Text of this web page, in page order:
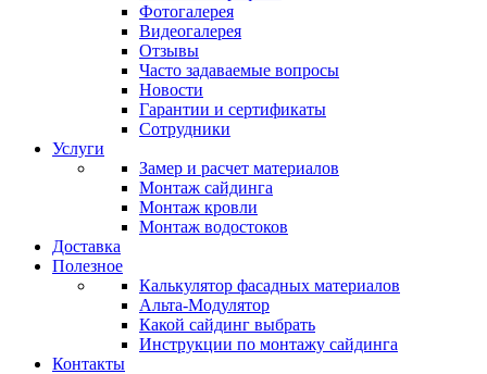
Фотогалерея
Видеогалерея
Отзывы
Часто задаваемые вопросы
Новости
Гарантии и сертификаты
Сотрудники
Услуги
Замер и расчет материалов
Монтаж сайдинга
Монтаж кровли
Монтаж водостоков
Доставка
Полезное
Калькулятор фасадных материалов
Альта-Модулятор
Какой сайдинг выбрать
Инструкции по монтажу сайдинга
Контакты